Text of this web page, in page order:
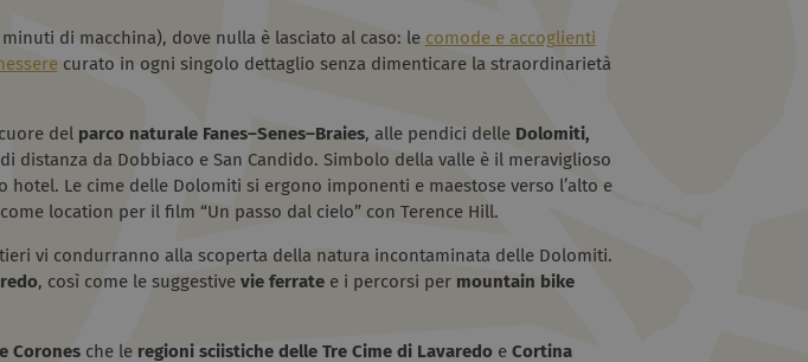
di macchina), dove nulla è lasciato al caso: le comode e accoglienti
curato in ogni singolo dettaglio senza dimenticare la straordinarietà
del parco naturale Fanes–Senes–Braies, alle pendici delle Dolomiti,
distanza da Dobbiaco e San Candido. Simbolo della valle è il meraviglioso
Le cime delle Dolomiti si ergono imponenti e maestose verso l’alto e
location per il film “Un passo dal cielo” con Terence Hill.
vi condurranno alla scoperta della natura incontaminata delle Dolomiti.
, così come le suggestivevie ferratee i percorsi per mountain bike
Coronesche le regioni sciistiche delle Tre Cime di Lavaredoe Cortina